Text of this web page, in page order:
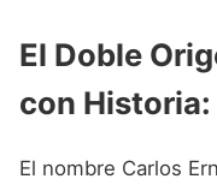
Nombres
Nombres
El Doble
con
El nombre Carlos